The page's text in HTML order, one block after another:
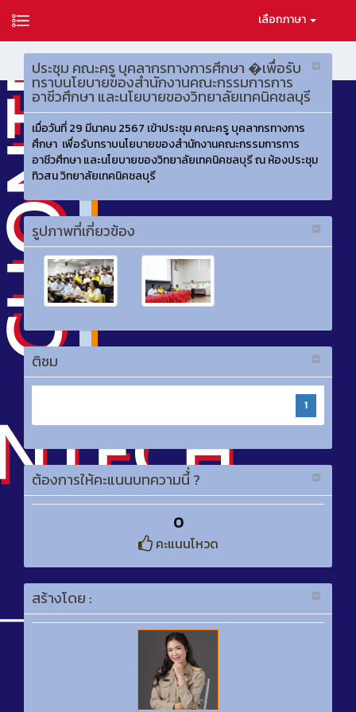
เลือกภาษา
ประชุม คณะครู บุคลากรทางการศึกษา �เพื่อรับ
ทราบนโยบายของสำนักงานคณะกรรมการการ
อาชีวศึกษา และนโยบายของวิทยาลัยเทคนิคชลบุรี
เมื่อวันที่ 29 มีนาคม 2567 เข้าประชุม คณะครู บุคลากรทางการ
ศึกษา เพื่อรับทราบนโยบายของสำนักงานคณะกรรมการการ
อาชีวศึกษา และนโยบายของวิทยาลัยเทคนิคชลบุรี ณ ห้องประชุม
ทิวสน วิทยาลัยเทคนิคชลบุรี
รูปภาพที่เกี่ยวข้อง
ติชม
1
ต้องการให้คะแนนบทความนี้่ ?
0
คะแนนโหวด
สร้างโดย :